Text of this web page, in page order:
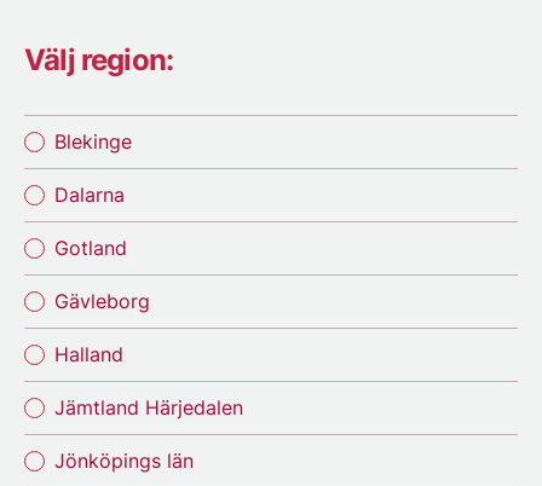
Välj region:
Blekinge
Dalarna
Gotland
Gävleborg
Halland
Jämtland Härjedalen
Jönköpings län